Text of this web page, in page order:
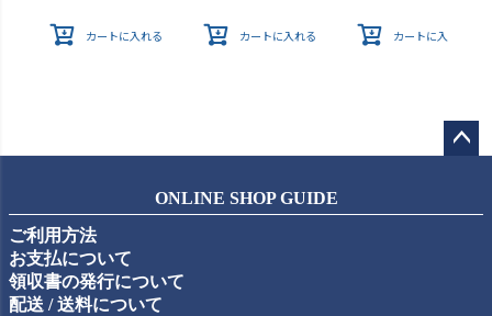
カートに入れる カートに入れる カートに入れる
ップ
ONLINE SHOP GUIDE
ご利用方法
お支払について
領収書の発行について
配送 / 送料について